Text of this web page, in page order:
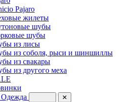
Pajaro
жилеты
шубы
шубы
из лисы
из соболя, рыси и шиншиллы
из свакары
из другого меха
Одежда
✕